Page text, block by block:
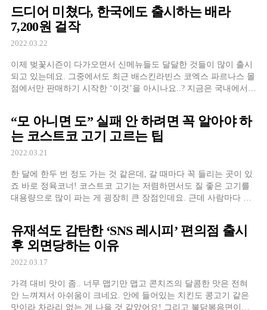
드디어 미쳤다, 한국에도 출시하는 배라
7,200원 걸작
2022.03.22
이제 벚꽃시즌이 다가오면서 신메뉴들도 달달한 것들이 많이 출시
되고 있는데요. 그중에서도 최근 배스킨라빈스 코엑스 파르나스 몰
점에서만 판매하기 시작한 ‘이것’을 아시나요..? 지금은 국내에서
“모 아니면 도” 실패 안 하려면 꼭 알아야 하
는 코스트코 고기 고르는 팁
2022.03.21
한 달에 한두 번 정도 가는 것 같은데, 갈 때마다 꼭 들리는 곳이 있
죠 바로 정육코너! 코스트코 고기는 저렴하면서도 질 좋은 고기를
대용량으로 많이 파는 게 굉장히 큰 장점인데요. 근데 사람마다 구
유재석도 감탄한 ‘SNS 레시피’ 편의점 출시
후 외면당하는 이유
2022.03.17
가격 대비 맛이 좀.. 너무 맵기만 맵고 콘치즈의 달콤한 맛은 전혀
안 느껴져서 아쉬움이 크네요. 안에 들어있는 치킨도 콩고기 같은
맛이라 차라리 없는 게 나을 것 같았어요! 그리고 불닭볶음면이라